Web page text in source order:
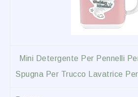
Mini Detergente Per Pennelli
Spugna Per Trucco Lavatrice